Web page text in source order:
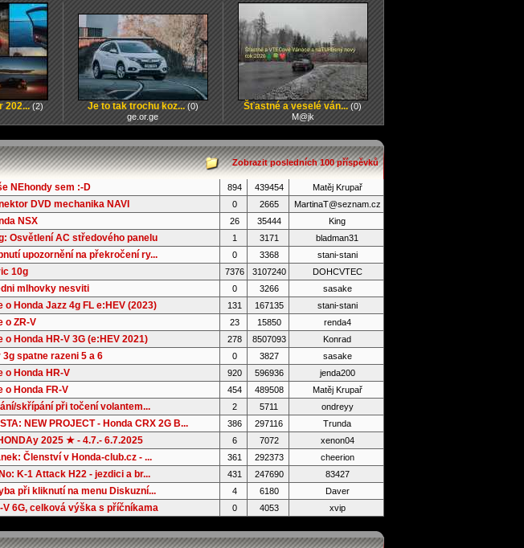
202...(2)
Je to tak trochu koz...(0)
ge.or.ge
Šťastné a veselé ván... (0)
M@jk
Zobrazit posledních 100 příspěvků
NEhondy sem :-D 894 439454 Matěj Krupař
DVD mechanika NAVI 0 2665 MartinaT@seznam.cz
NSX 26 35444 King
Osvětlení AC středového panelu 1 3171 bladman31
upozornění na překročení ry... 0 3368 stani-stani
10g 7376 3107240 DOHCVTEC
mlhovky nesviti 0 3266 sasake
o Honda Jazz 4g FL e:HEV (2023) 131 167135 stani-stani
o ZR-V 23 15850 renda4
o Honda HR-V 3G (e:HEV 2021) 278 8507093 Konrad
3g spatne razeni 5 a 6 0 3827 sasake
o Honda HR-V 920 596936 jenda200
o Honda FR-V 454 489508 Matěj Krupař
skřípání při točení volantem... 2 5711 ondreyy
NEW PROJECT - Honda CRX 2G B... 386 297116 Trunda
2025 ★ - 4.7.- 6.7.2025 6 7072 xenon04
Členství v Honda-club.cz - ... 361 292373 cheerion
K-1 Attack H22 - jezdici a br... 431 247690 83427
při kliknutí na menu Diskuzní... 4 6180 Daver
V 6G, celková výška s příčníkama 0 4053 xvip